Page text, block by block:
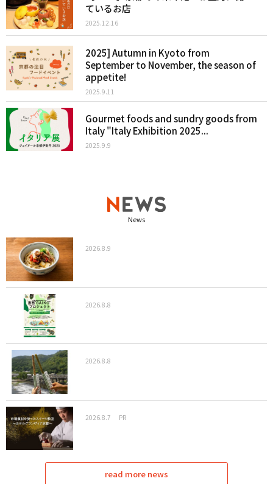
ているお店
2025.12.16
2025] Autumn in Kyoto from
September to November, the season of
appetite!
2025.9.11
Gourmet foods and sundry goods from
Italy "Italy Exhibition 2025...
2025.9.9
News
2026.8.9
2026.8.8
2026.8.8
2026.8.7 PR
read more news